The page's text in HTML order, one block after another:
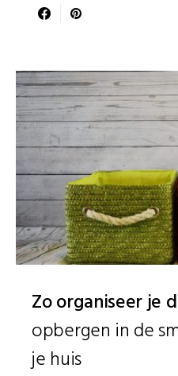
Zo organiseer je
opbergen in de
je huis